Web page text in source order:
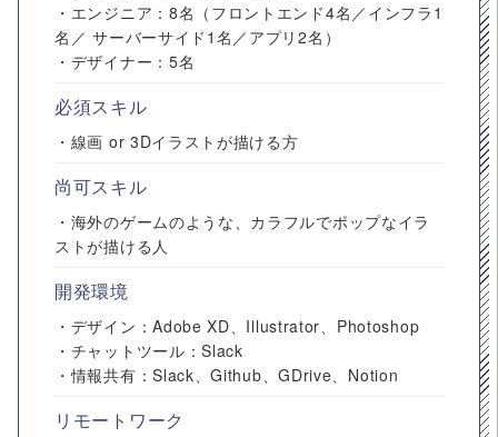
・エンジニア：8名（フロントエンド4名／インフラ1
名／ サーバーサイド1名／アプリ2名）
・デザイナー：5名
必須スキル
・線画 or 3Dイラストが描ける方
尚可スキル
・海外のゲームのような、カラフルでポップなイラ
ストが描ける人
開発環境
・デザイン：Adobe XD、Illustrator、Photoshop
・チャットツール：Slack
・情報共有：Slack、Github、GDrive、Notion
リモートワーク